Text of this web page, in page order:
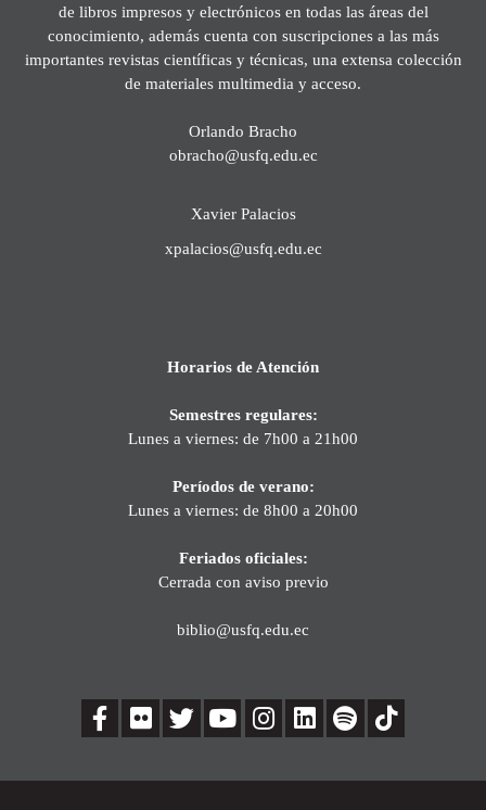
de libros impresos y electrónicos en todas las áreas del
conocimiento, además cuenta con suscripciones a las más
importantes revistas científicas y técnicas, una extensa colección
de materiales multimedia y acceso.
Orlando Bracho
obracho@usfq.edu.ec
Xavier Palacios
xpalacios@usfq.edu.ec
Horarios de Atención
Semestres regulares:
Lunes a viernes: de 7h00 a 21h00
Períodos de verano:
Lunes a viernes: de 8h00 a 20h00
Feriados oficiales:
Cerrada con aviso previo
biblio@usfq.edu.ec